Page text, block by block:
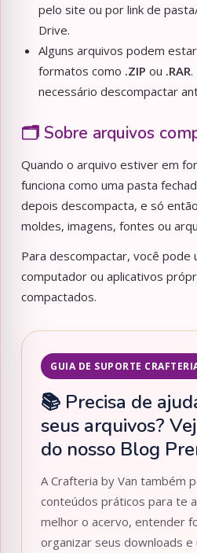
pelo site ou por link de
Drive.
Alguns arquivos podem
formatos como .ZIP ou .RAR
necessário descompactar
🗂️ Sobre arquivos
Quando o arquivo estiver em
funciona como uma pasta
depois descompacta, e só
moldes, imagens, fontes ou
Para descompactar, você
computador ou aplicativos
compactados.
GUIA DE SUPORTE
📚 Precisa de
seus arquivos?
do nosso Blog
A Crafteria by Van também
conteúdos práticos para te
melhor o acervo, entender
organizar seus downloads